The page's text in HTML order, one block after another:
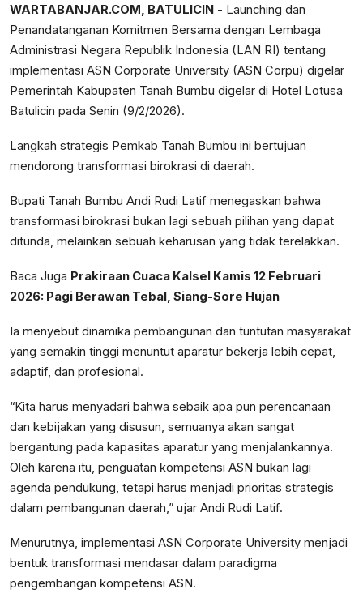
WARTABANJAR.COM, BATULICIN - Launching dan
Penandatanganan Komitmen Bersama dengan Lembaga
Administrasi Negara Republik Indonesia (LAN RI) tentang
implementasi ASN Corporate University (ASN Corpu) digelar
Pemerintah Kabupaten Tanah Bumbu digelar di Hotel Lotusa
Batulicin pada Senin (9/2/2026).
Langkah strategis Pemkab Tanah Bumbu ini bertujuan
mendorong transformasi birokrasi di daerah.
Bupati Tanah Bumbu Andi Rudi Latif menegaskan bahwa
transformasi birokrasi bukan lagi sebuah pilihan yang dapat
ditunda, melainkan sebuah keharusan yang tidak terelakkan.
Baca Juga Prakiraan Cuaca Kalsel Kamis 12 Februari
2026: Pagi Berawan Tebal, Siang-Sore Hujan
Ia menyebut dinamika pembangunan dan tuntutan masyarakat
yang semakin tinggi menuntut aparatur bekerja lebih cepat,
adaptif, dan profesional.
“Kita harus menyadari bahwa sebaik apa pun perencanaan
dan kebijakan yang disusun, semuanya akan sangat
bergantung pada kapasitas aparatur yang menjalankannya.
Oleh karena itu, penguatan kompetensi ASN bukan lagi
agenda pendukung, tetapi harus menjadi prioritas strategis
dalam pembangunan daerah,” ujar Andi Rudi Latif.
Menurutnya, implementasi ASN Corporate University menjadi
bentuk transformasi mendasar dalam paradigma
pengembangan kompetensi ASN.